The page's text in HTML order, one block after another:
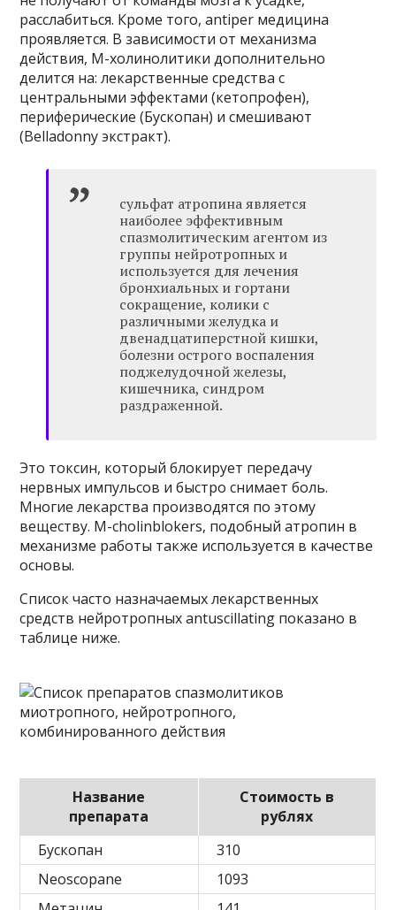
расслабиться. Кроме того, antiper медицина
проявляется. В зависимости от механизма
действия, М-холинолитики дополнительно
делится на: лекарственные средства с
центральными эффектами (кетопрофен),
периферические (Бускопан) и смешивают
(Belladonny экстракт).
сульфат атропина является
наиболее эффективным
спазмолитическим агентом из
группы нейротропных и
используется для лечения
бронхиальных и гортани
сокращение, колики с
различными желудка и
двенадцатиперстной кишки,
болезни острого воспаления
поджелудочной железы,
кишечника, синдром
раздраженной.
Это токсин, который блокирует передачу
нервных импульсов и быстро снимает боль.
Многие лекарства производятся по этому
веществу. M-cholinblokers, подобный атропин в
механизме работы также используется в качестве
основы.
Список часто назначаемых лекарственных
средств нейротропных antuscillating показано в
таблице ниже.
Название
препарата
Стоимость в
рублях
Бускопан
310
Neoscopane
1093